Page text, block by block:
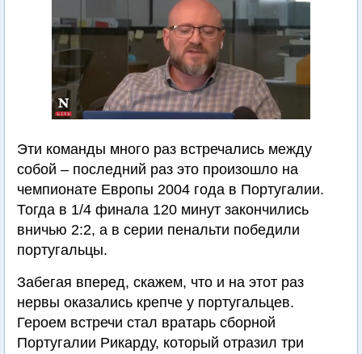
Эти команды много раз встречались между
собой – последний раз это произошло на
чемпионате Европы 2004 года в Португалии.
Тогда в 1/4 финала 120 минут закончились
вничью 2:2, а в серии пенальти победили
португальцы.
Забегая вперед, скажем, что и на этот раз
нервы оказались крепче у португальцев.
Героем встречи стал вратарь сборной
Португалии Рикарду, который отразил три